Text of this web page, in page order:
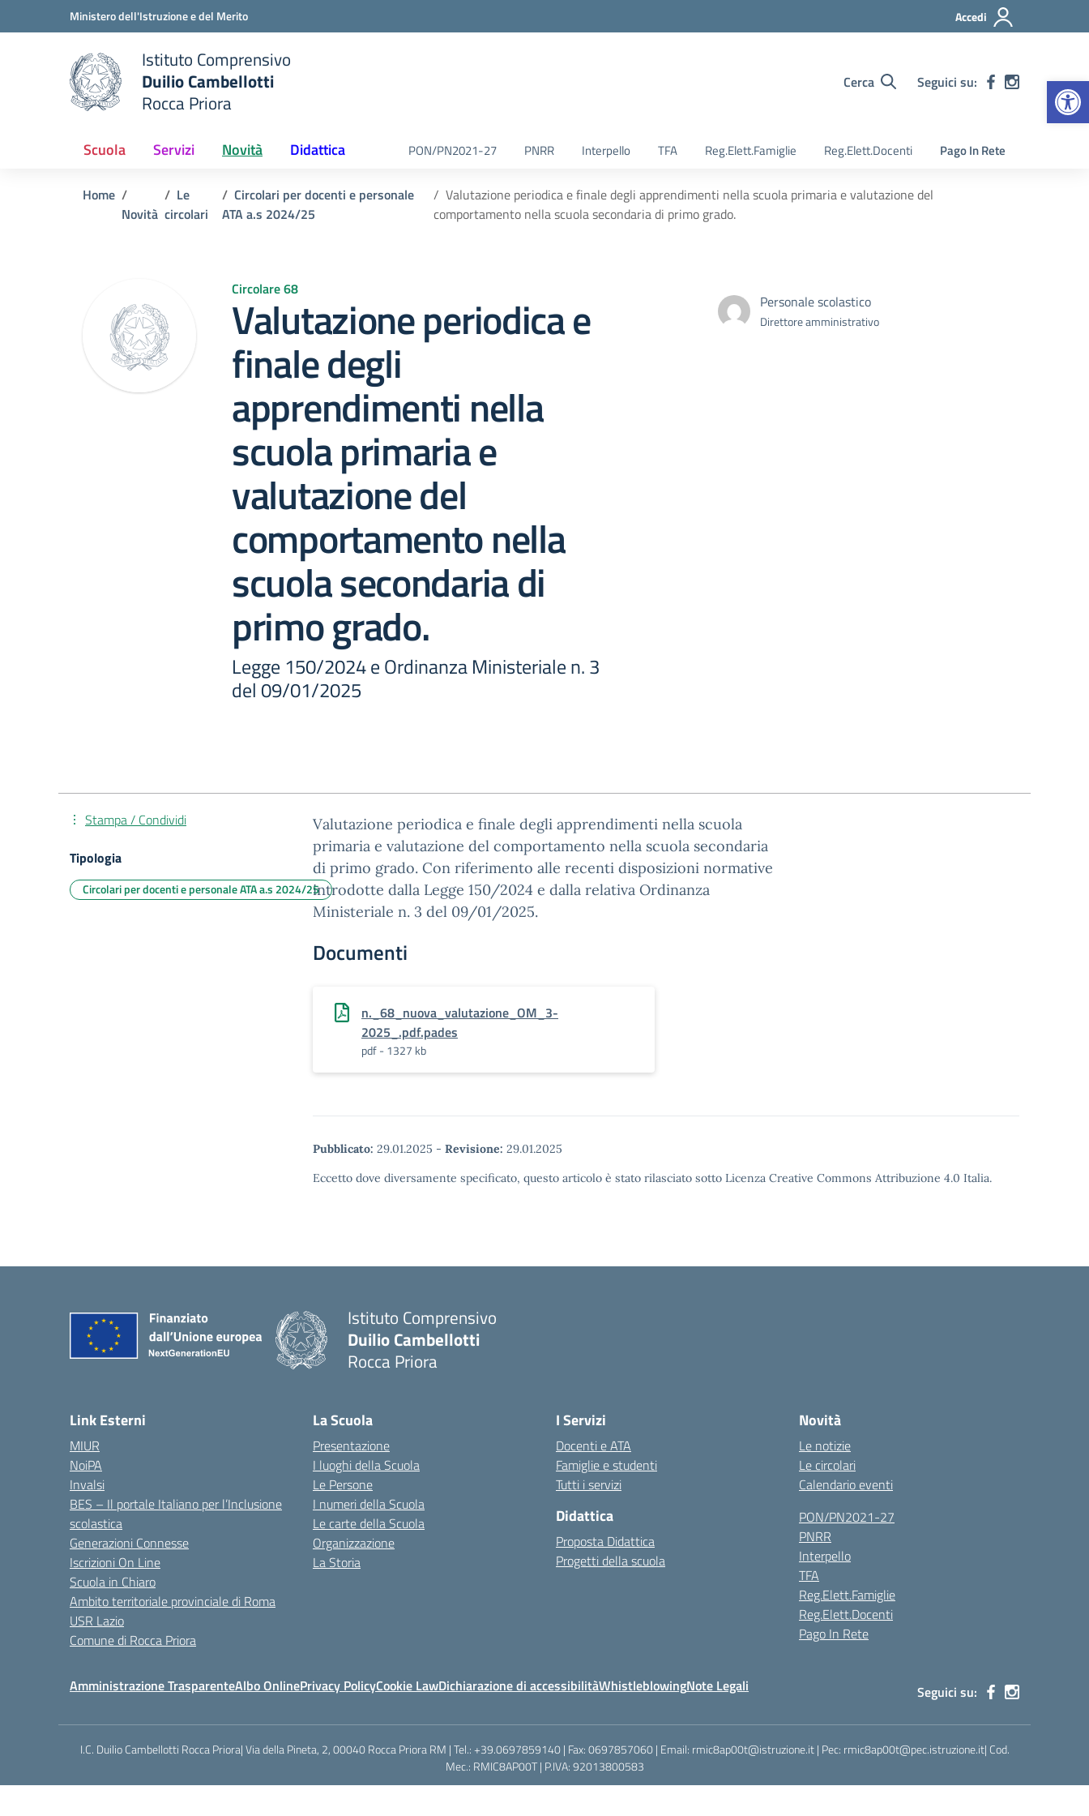
Vai ai contenuti
Vai al menu di navigazioneMinistero dell'Istruzione e del Merito Accedi
scuola
Istituto Comprensivo
Duilio Cambellotti
Rocca Priora
Cerca Seguici su:
Scuola Servizi Novità Didattica PON/PN2021-27 PNRR Interpello TFA Reg.Elett.Famiglie Reg.Elett.Docenti Pago In Rete
Home
Novità
Le
circolari
Circolari per docenti e personale
ATA a.s 2024/25
Valutazione periodica e finale degli apprendimenti nella scuola primaria e valutazione del
comportamento nella scuola secondaria di primo grado.
Circolare 68
Valutazione periodica e
finale degli
apprendimenti nella
scuola primaria e
valutazione del
comportamento nella
scuola secondaria di
primo grado.
Legge 150/2024 e Ordinanza Ministeriale n. 3
del 09/01/2025
Personale scolastico
Direttore amministrativo
Valutazione periodica e finale degli apprendimenti nella scuola
primaria e valutazione del comportamento nella scuola secondaria
di primo grado. Con riferimento alle recenti disposizioni normative
introdotte dalla Legge 150/2024 e dalla relativa Ordinanza
Ministeriale n. 3 del 09/01/2025.
Documenti
n._68_nuova_valutazione_OM_3-
2025_.pdf.pades
pdf - 1327 kb
Pubblicato: 29.01.2025 - Revisione: 29.01.2025
Eccetto dove diversamente specificato, questo articolo è stato rilasciato sotto Licenza Creative Commons Attribuzione 4.0 Italia.
Stampa / Condividi
Tipologia
Circolari per docenti e personale ATA a.s 2024/25
Istituto Comprensivo
Duilio Cambellotti
Rocca Priora
Link Esterni
MIUR
NoiPA
Invalsi
BES – Il portale Italiano per l’Inclusione
scolastica
Generazioni Connesse
Iscrizioni On Line
Scuola in Chiaro
Ambito territoriale provinciale di Roma
USR Lazio
Comune di Rocca Priora
La Scuola
Presentazione
I luoghi della Scuola
Le Persone
I numeri della Scuola
Le carte della Scuola
Organizzazione
La Storia
I Servizi
Docenti e ATA
Famiglie e studenti
Tutti i servizi
Didattica
Proposta Didattica
Progetti della scuola
Novità
Le notizie
Le circolari
Calendario eventi
PON/PN2021-27
PNRR
Interpello
TFA
Reg.Elett.Famiglie
Reg.Elett.Docenti
Pago In Rete
Amministrazione TrasparenteAlbo OnlinePrivacy PolicyCookie LawDichiarazione di accessibilitàWhistleblowingNote Legali Seguici su:
I.C. Duilio Cambellotti Rocca Priora| Via della Pineta, 2, 00040 Rocca Priora RM | Tel.: +39.0697859140 | Fax: 0697857060 | Email: rmic8ap00t@istruzione.it | Pec: rmic8ap00t@pec.istruzione.it| Cod.
Mec.: RMIC8AP00T | P.IVA: 92013800583